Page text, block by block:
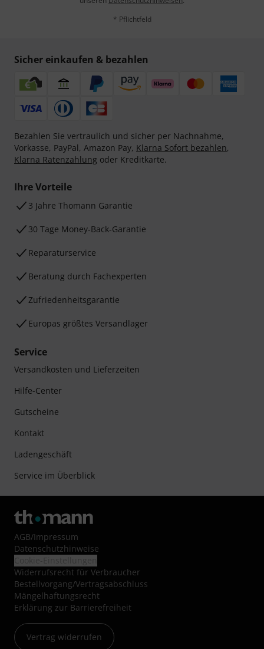
* Pflichtfeld
Sicher einkaufen & bezahlen
Bezahlen Sie vertraulich und sicher per Nachnahme,
Vorkasse, PayPal, Amazon Pay, Klarna Sofort bezahlen,
Klarna Ratenzahlung oder Kreditkarte.
Ihre Vorteile
3 Jahre Thomann Garantie
30 Tage Money-Back-Garantie
Reparaturservice
Beratung durch Fachexperten
Zufriedenheitsgarantie
Europas größtes Versandlager
Service
Versandkosten und Lieferzeiten
Hilfe-Center
Gutscheine
Kontakt
Ladengeschäft
Service im Überblick
AGB/Impressum
Datenschutzhinweise
Widerrufsrecht für Verbraucher
Bestellvorgang/Vertragsabschluss
Mängelhaftungsrecht
Erklärung zur Barrierefreiheit
Vertrag widerrufen